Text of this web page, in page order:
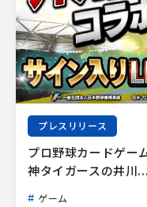
プレスリリース
プロ野球カードゲー
神タイガースの井川...
ゲーム